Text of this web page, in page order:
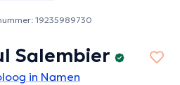
19235989730
Salembier
in Namen